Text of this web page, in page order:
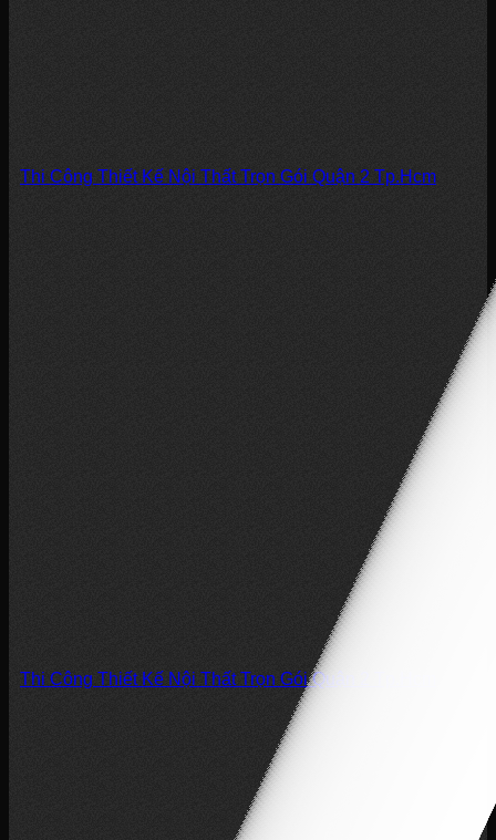
Thi Công Thiết Kế Nội Thất Trọn Gói Quận 2 Tp.Hcm
Thi Công Thiết Kế Nội Thất Trọn Gói Quận 2 Tp.Hcm